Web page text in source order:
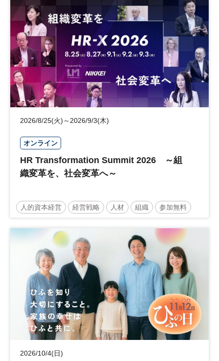
日経健康セミナー 病院経営 DX 診療報酬
参加無料 土日祝開催
2026/8/25(火)～2026/9/3(木)
オンライン
HR Transformation Summit 2026 ～組
織変革を、社会変革へ～
人的資本経営 経営戦略 人材 組織 参加無料
2026/10/4(日)